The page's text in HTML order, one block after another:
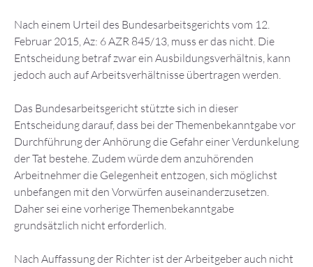
Nach einem Urteil des Bundesarbeitsgerichts vom 12.
Februar 2015, Az: 6 AZR 845/13, muss er das nicht. Die
Entscheidung betraf zwar ein Ausbildungsverhältnis, kann
jedoch auch auf Arbeitsverhältnisse übertragen werden.
Das Bundesarbeitsgericht stützte sich in dieser
Entscheidung darauf, dass bei der Themenbekanntgabe vor
Durchführung der Anhörung die Gefahr einer Verdunkelung
der Tat bestehe. Zudem würde dem anzuhörenden
Arbeitnehmer die Gelegenheit entzogen, sich möglichst
unbefangen mit den Vorwürfen auseinanderzusetzen.
Daher sei eine vorherige Themenbekanntgabe
grundsätzlich nicht erforderlich.
Nach Auffassung der Richter ist der Arbeitgeber auch nicht